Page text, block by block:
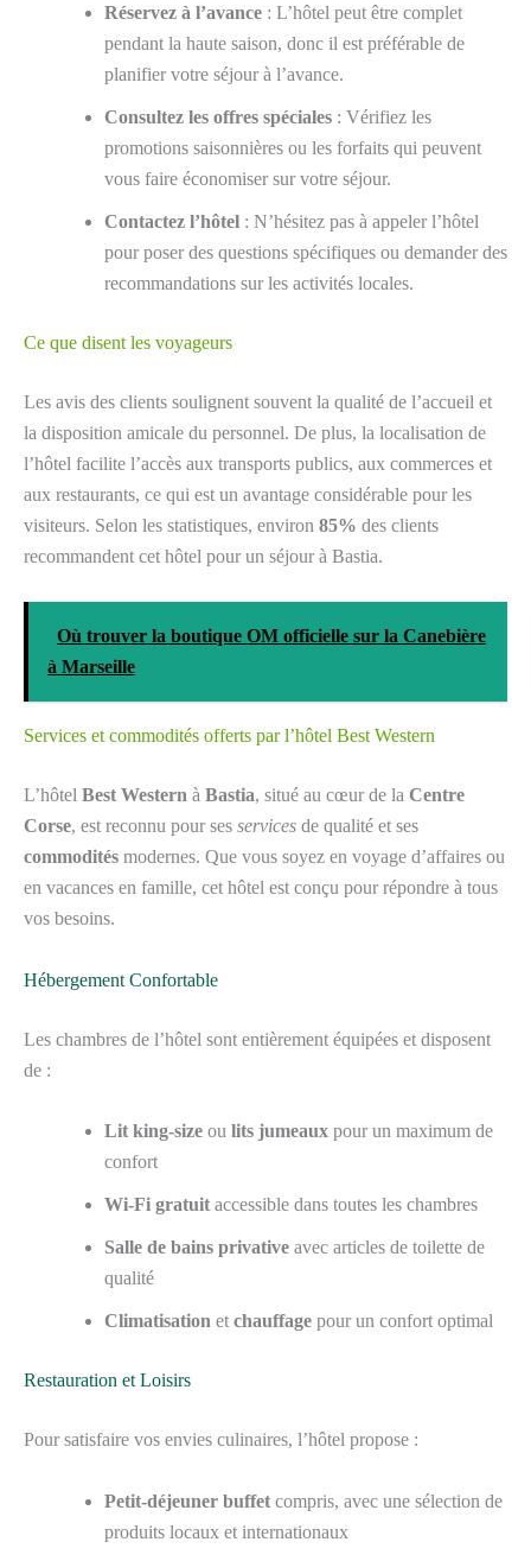
Réservez à l’avance : L’hôtel peut être complet
pendant la haute saison, donc il est préférable de
planifier votre séjour à l’avance.
Consultez les offres spéciales : Vérifiez les
promotions saisonnières ou les forfaits qui peuvent
vous faire économiser sur votre séjour.
Contactez l’hôtel : N’hésitez pas à appeler l’hôtel
pour poser des questions spécifiques ou demander des
recommandations sur les activités locales.
Ce que disent les voyageurs
Les avis des clients soulignent souvent la qualité de l’accueil et
la disposition amicale du personnel. De plus, la localisation de
l’hôtel facilite l’accès aux transports publics, aux commerces et
aux restaurants, ce qui est un avantage considérable pour les
visiteurs. Selon les statistiques, environ 85% des clients
recommandent cet hôtel pour un séjour à Bastia.
Où trouver la boutique OM officielle sur la Canebière
à Marseille
Services et commodités offerts par l’hôtel Best Western
L’hôtel Best Western à Bastia, situé au cœur de la Centre
Corse, est reconnu pour ses services de qualité et ses
commodités modernes. Que vous soyez en voyage d’affaires ou
en vacances en famille, cet hôtel est conçu pour répondre à tous
vos besoins.
Hébergement Confortable
Les chambres de l’hôtel sont entièrement équipées et disposent
de :
Lit king-size ou lits jumeaux pour un maximum de
confort
Wi-Fi gratuit accessible dans toutes les chambres
Salle de bains privative avec articles de toilette de
qualité
Climatisation etchauffage pour un confort optimal
Restauration et Loisirs
Pour satisfaire vos envies culinaires, l’hôtel propose :
Petit-déjeuner buffet compris, avec une sélection de
produits locaux et internationaux